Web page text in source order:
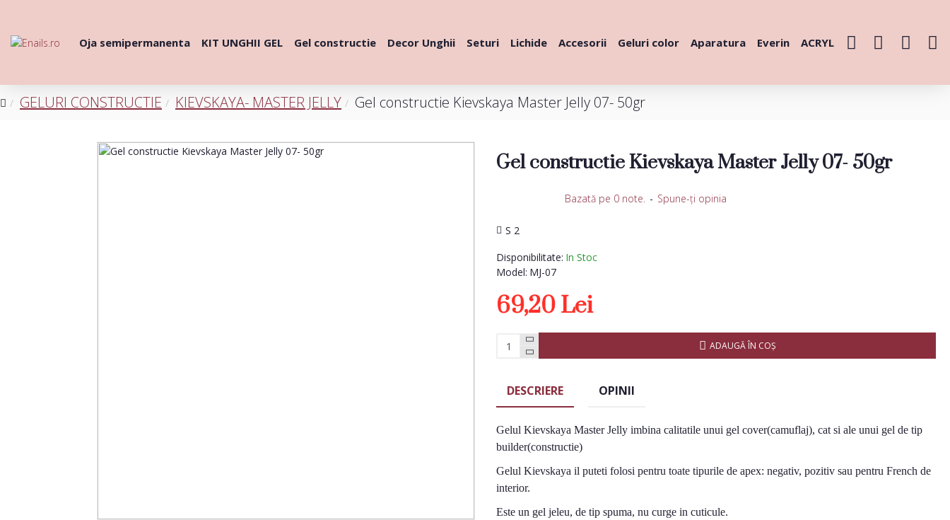
Oja semipermanenta KIT UNGHII GEL Gel constructie Decor Unghii Seturi Lichide Accesorii Geluri color Aparatura Everin ACRYL
GELURI CONSTRUCTIE KIEVSKAYA- MASTER JELLY Gel constructie Kievskaya Master Jelly 07- 50gr
Gel constructie Kievskaya Master Jelly 07- 50gr
Disponibilitate: In Stoc
Model: MJ-07
S 2
Bazată pe 0 note. - Spune-ţi opinia
69,20 Lei
ADAUGĂ ÎN COŞ
DESCRIERE OPINII
Gelul Kievskaya Master Jelly imbina calitatile unui gel cover(camuflaj), cat si ale unui gel de tip
builder(constructie)
Gelul Kievskaya il puteti folosi pentru toate tipurile de apex: negativ, pozitiv sau pentru French de
interior.
Este un gel jeleu, de tip spuma, nu curge in cuticule.